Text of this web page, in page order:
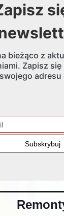
bieżąco z
Zapisz
swojego adresu